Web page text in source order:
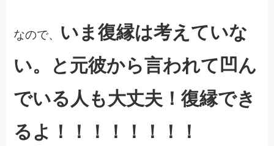
なので、 いま復縁は考えていな
い。と元彼から言われて凹ん
でいる人も大丈夫！復縁でき
るよ！！！！！！！！